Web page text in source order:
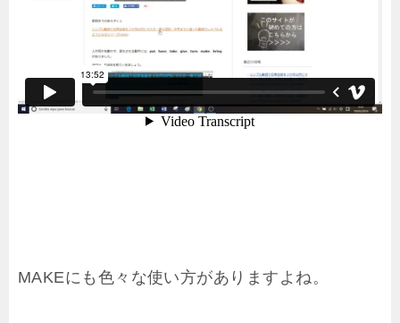
MAKEにも色々な使い方がありますよね。